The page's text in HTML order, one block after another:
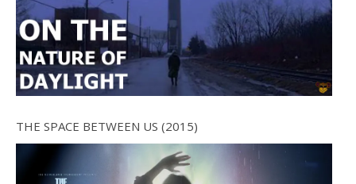
THE SPACE BETWEEN US (2015)